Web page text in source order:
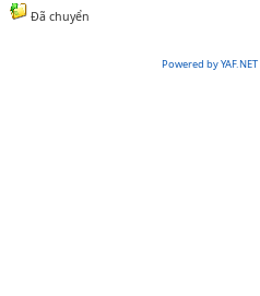
Đã chuyển
Powered by YAF.NET